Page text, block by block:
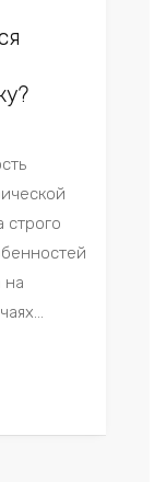
строго
на